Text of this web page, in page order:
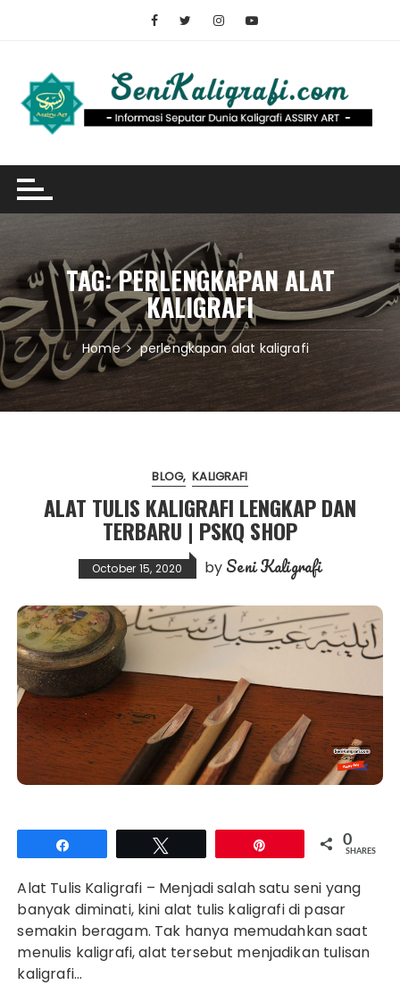
TAG:PERLENGKAPAN ALAT
KALIGRAFI
Home perlengkapan alat kaligrafi
BLOG KALIGRAFI
ALAT TULIS KALIGRAFI LENGKAP DAN
TERBARU | PSKQ SHOP
October 15, 2020 by Seni Kaligrafi
0
SHARES
Alat Tulis Kaligrafi – Menjadi salah satu seni yang
banyak diminati, kini alat tulis kaligrafi di pasar
semakin beragam. Tak hanya memudahkan saat
menulis kaligrafi, alat tersebut menjadikan tulisan
kaligrafi…